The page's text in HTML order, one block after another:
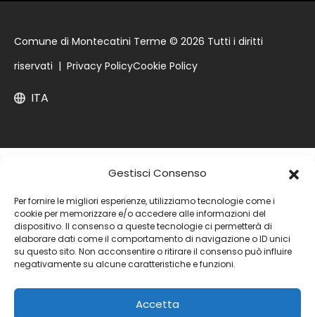
Gestisci Consenso
Per fornire le migliori esperienze, utilizziamo tecnologie come i
cookie per memorizzare e/o accedere alle informazioni del
dispositivo. Il consenso a queste tecnologie ci permetterà di
elaborare dati come il comportamento di navigazione o ID unici
su questo sito. Non acconsentire o ritirare il consenso può influire
negativamente su alcune caratteristiche e funzioni.
Accetta
Comune di Montecatini Terme © 2026 Tutti i diritti
riservati | Privacy PolicyCookie Policy
ITA